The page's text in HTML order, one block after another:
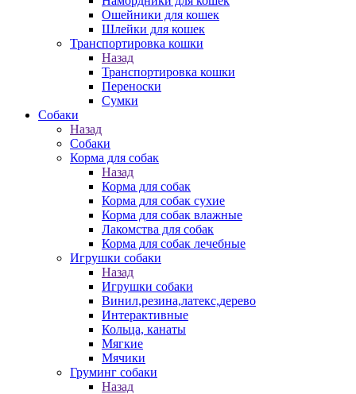
Ошейники для кошек
Шлейки для кошек
Транспортировка кошки
Назад
Транспортировка кошки
Переноски
Сумки
Собаки
Назад
Собаки
Корма для собак
Назад
Корма для собак
Корма для собак сухие
Корма для собак влажные
Лакомства для собак
Корма для собак лечебные
Игрушки собаки
Назад
Игрушки собаки
Винил,резина,латекс,дерево
Интерактивные
Кольца, канаты
Мягкие
Мячики
Груминг собаки
Назад